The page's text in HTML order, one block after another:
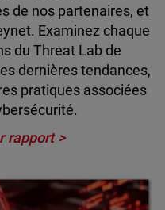
de nos partenaires, et
Examinez chaque
du Threat Lab de
dernières tendances,
pratiques associées
rapport